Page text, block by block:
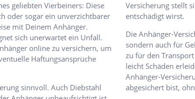
geliebten Vierbeiners: Diese
oder sogar ein unverzichtbarer
mit Deinem Anhänger.
sich unerwartet ein Unfall.
online zu versichern, um
Haftungsansprüche
sinnvoll. Auch Diebstahl
Versicherung stellt
entschädigt wirst.
Die Anhänger-
sondern auch für
zu für den
leicht Schäden
Anhänger-
abgesichert bist,